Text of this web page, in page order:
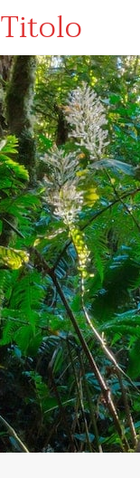
Titolo